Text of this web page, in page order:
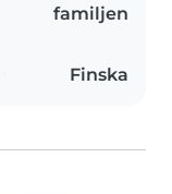
familjen
Finska